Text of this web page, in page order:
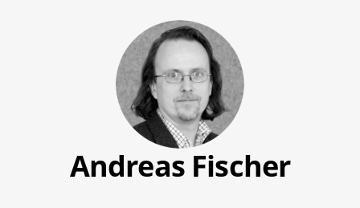
Andreas Fischer